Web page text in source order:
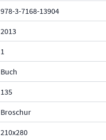
978-3-7168-13904
2013
1
Buch
135
Broschur
210x280